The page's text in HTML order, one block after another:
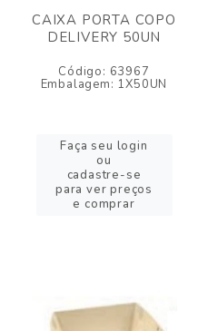
CAIXA PORTA COPO
DELIVERY 50UN
Código: 63967
Embalagem: 1X50UN
Faça seu login
ou
cadastre-se
para ver preços
e comprar